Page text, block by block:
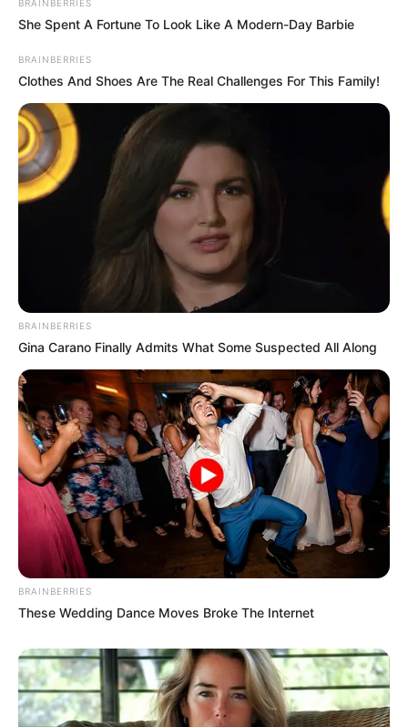
Οι υποψήφιοι των ΕΠΑΛ θα εξεταστούν αύριο
Δευτέρα 15/06 στα τελευταία μαθήματα
ειδικότητας. Συγκεκριμένα , θα διαγωνιστούν
στα μαθήματα : Στοιχεία Ψύξης – Κλιματισμού ,
Κινητήρες Αεροσκαφών , Στοιχεία Σχεδιασμού
Κεντρικών Θερμάνσεων.
Τελευταία νέα
Χάος στη Σκιάθο από 39χρονη:
Κατανάλωσε αλκοόλ με την ανήλικη
φθορές στο Κέντρο Υγείας
Τραγωδία στη Μύκονο: Νεκρός
42χρονος σε τροχαίο με μηχανή
Τον εγκατέλειψαν νεκρό μέσα στο
αυτοκίνητο: Η σκληρή αλήθεια για την
τραγωδία με τον 72χρονο στα Άνω
Λιόσια
Χαλκίδα: Ξυλοδαρμός συζύγου παρά το
Δείτε όλες τις τελευταίεςΕιδήσεις από την Ελλάδα και
BRAINBERRIES
She Spent A Fortune To Look Like A Modern-Day Barbie
BRAINBERRIES
Clothes And Shoes Are The Real Challenges For This Family!
BRAINBERRIES
Gina Carano Finally Admits What Some Suspected All Along
BRAINBERRIES
These Wedding Dance Moves Broke The Internet